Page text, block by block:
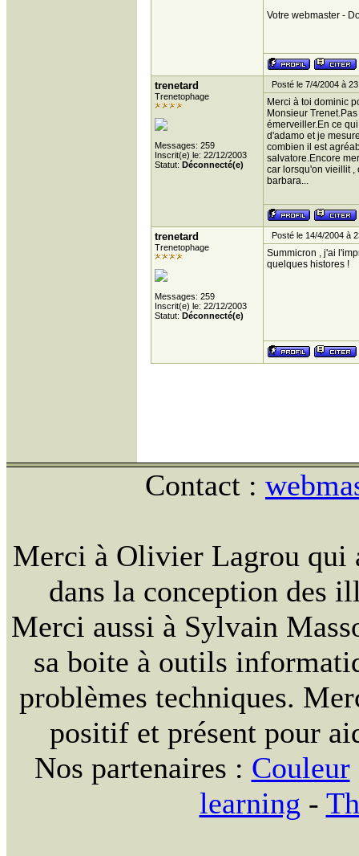
Votre webmaster -
trenetard
Trenetophage
Messages: 259
Inscrit(e) le: 22/12/2003
Statut: Déconnecté(e)
Posté le 7/4/2004 à
Merci à toi dominic
Monsieur
émerveiller.En ce
d'adamo et je
combien il est
salvatore.Encore
car lorsqu'on vieillit ,
barbara...
trenetard
Trenetophage
Messages: 259
Inscrit(e) le: 22/12/2003
Statut: Déconnecté(e)
Posté le 14/4/2004 à
Summicron , j'ai
quelques histores !
Contact :
Merci à Olivier Lagrou qui
dans la conception des
Merci aussi à Sylvain
sa boite à outils
problèmes techniques.
positif et présent pour
Nos partenaires : Couleur
learning -